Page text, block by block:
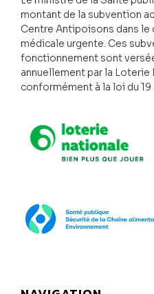
montant de la subvention
Centre Antipoisons dans le
médicale urgente. Ces
fonctionnement sont
annuellement par la
conformément à la loi du 19
Loterie Nationale